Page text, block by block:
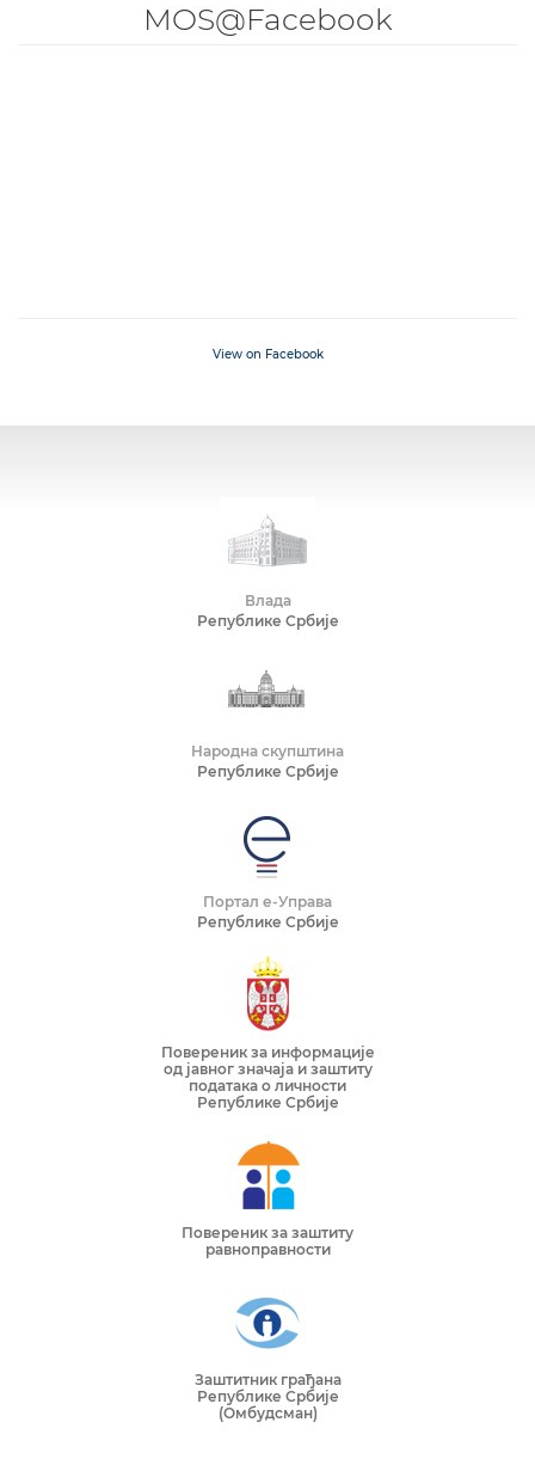
MOS@Facebook
View on Facebook
Влада
Републике Србије
Народна скупштина
Републике Србије
Портал е-Управа
Републике Србије
Повереник за информације
од јавног значаја и заштиту
података о личности
Републике Србије
Повереник за заштиту
равноправности
Заштитник грађана
Републике Србије
(Омбудсман)